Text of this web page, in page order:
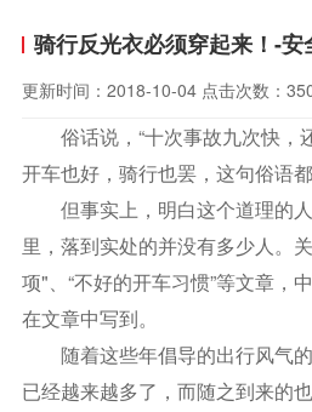
骑行反光衣必须穿起来！-安
更新时间： 2018-10-04 点击次数：
俗话说，“十次事故九次快，
开车也好，骑行也罢，这句俗语都
但事实上，明白这个道理的人
里，落到实处的并没有多少人。
项"、“不好的开车习惯”等文章，
在文章中写到。
随着这些年倡导的出行风气的
已经越来越多了，而随之到来的